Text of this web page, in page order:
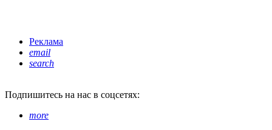
Реклама
email
search
Подпишитесь на нас в соцсетях:
more